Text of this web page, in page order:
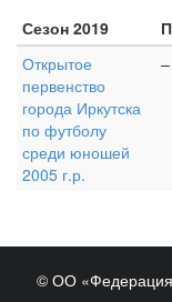
Сезон 2019 П
Открытое
первенство
города Иркутска
по футболу
среди юношей
2005 г.р.
–
© ОО «Федерация